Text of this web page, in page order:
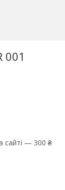
001
сайті — 300 ₴